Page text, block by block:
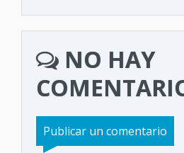
NO HAY
Publicar un comentario